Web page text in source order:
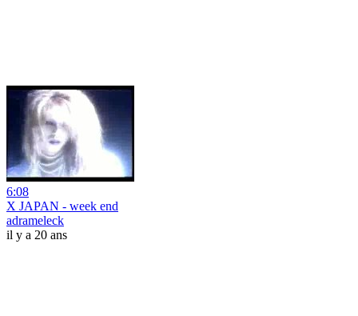
6:08
X JAPAN - week end
adrameleck
il y a 20 ans